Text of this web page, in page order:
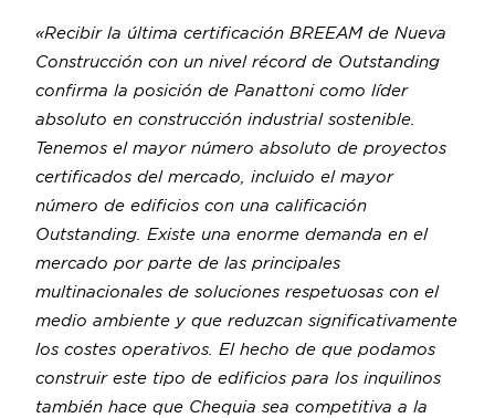
«Recibir la última certificación BREEAM de Nueva
Construcción con un nivel récord de Outstanding
confirma la posición de Panattoni como líder
absoluto en construcción industrial sostenible.
Tenemos el mayor número absoluto de proyectos
certificados del mercado, incluido el mayor
número de edificios con una calificación
Outstanding. Existe una enorme demanda en el
mercado por parte de las principales
multinacionales de soluciones respetuosas con el
medio ambiente y que reduzcan significativamente
los costes operativos. El hecho de que podamos
construir este tipo de edificios para los inquilinos
también hace que Chequia sea competitiva a la